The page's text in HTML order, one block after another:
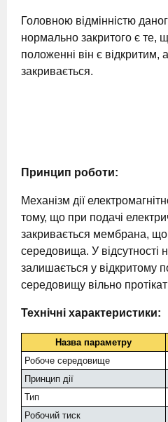
Головною відмінністю
нормально закритого є те,
положенні він є відкритим,
закривається.
Принцип роботи:
Механізм дії
тому, що при подачі
закривається мембрана, що
середовища. У відсутності
залишається у відкритому
середовищу вільно
Технічні характеристики:
Назва параметру
Робоче середовище
Принцип дії
Тип
Робочий тиск